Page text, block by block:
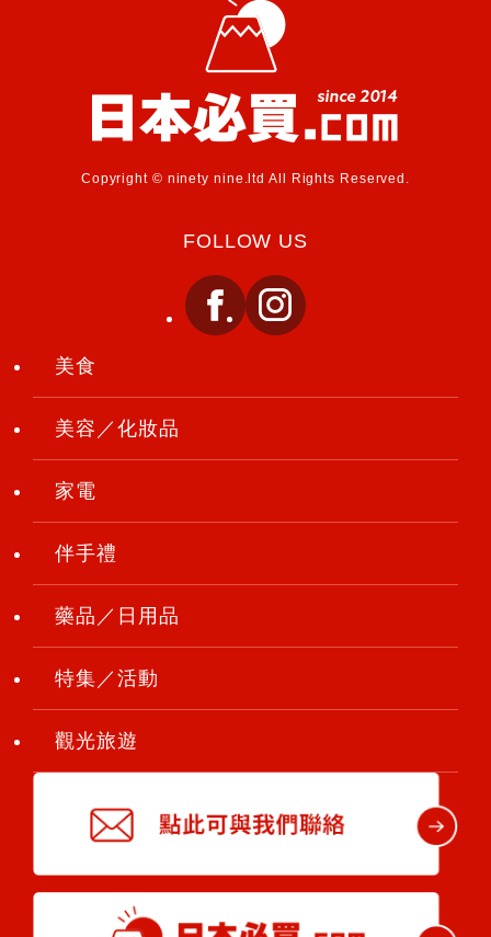
Copyright © ninety nine.ltd All Rights Reserved.
FOLLOW US
美食
美容／化妝品
家電
伴手禮
藥品／日用品
特集／活動
觀光旅遊